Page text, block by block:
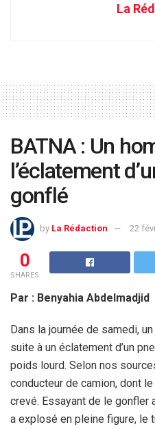
La
BATNA : Un
l’éclatement
gonflé
by La Rédaction 22
0
SHARES
Par : Benyahia Abdelmadjid
Dans la journée de samedi,
suite à un éclatement d’un
poids lourd. Selon nos
conducteur de camion, dont
crevé. Essayant de le gonfler
a explosé en pleine figure, le